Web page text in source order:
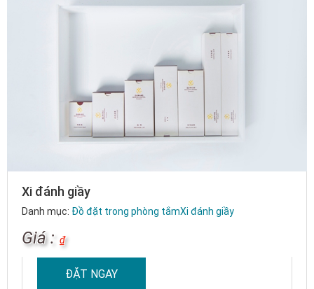
Xi đánh giầy
Danh mục: Đồ đặt trong phòng tắmXi đánh giầy
Giá : ₫
ĐẶT NGAY